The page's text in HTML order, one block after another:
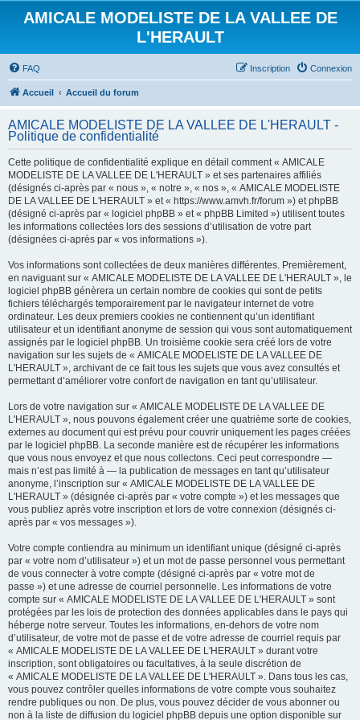
AMICALE MODELISTE DE LA VALLEE DE
L'HERAULT
FAQ Connexion
Inscription
Accueil Accueil du forum
AMICALE MODELISTE DE LA VALLEE DE L'HERAULT -
Politique de confidentialité
Cette politique de confidentialité explique en détail comment « AMICALE
MODELISTE DE LA VALLEE DE L'HERAULT » et ses partenaires affiliés
(désignés ci-après par « nous », « notre », « nos », « AMICALE MODELISTE
DE LA VALLEE DE L'HERAULT » et « https://www.amvh.fr/forum ») et phpBB
(désigné ci-après par « logiciel phpBB » et « phpBB Limited ») utilisent toutes
les informations collectées lors des sessions d’utilisation de votre part
(désignées ci-après par « vos informations »).
Vos informations sont collectées de deux manières différentes. Premièrement,
en naviguant sur « AMICALE MODELISTE DE LA VALLEE DE L'HERAULT », le
logiciel phpBB génèrera un certain nombre de cookies qui sont de petits
fichiers téléchargés temporairement par le navigateur internet de votre
ordinateur. Les deux premiers cookies ne contiennent qu’un identifiant
utilisateur et un identifiant anonyme de session qui vous sont automatiquement
assignés par le logiciel phpBB. Un troisième cookie sera créé lors de votre
navigation sur les sujets de « AMICALE MODELISTE DE LA VALLEE DE
L'HERAULT », archivant de ce fait tous les sujets que vous avez consultés et
permettant d’améliorer votre confort de navigation en tant qu’utilisateur.
Lors de votre navigation sur « AMICALE MODELISTE DE LA VALLEE DE
L'HERAULT », nous pouvons également créer une quatrième sorte de cookies,
externes au document qui est prévu pour couvrir uniquement les pages créées
par le logiciel phpBB. La seconde manière est de récupérer les informations
que vous nous envoyez et que nous collectons. Ceci peut correspondre —
mais n’est pas limité à — la publication de messages en tant qu’utilisateur
anonyme, l’inscription sur « AMICALE MODELISTE DE LA VALLEE DE
L'HERAULT » (désignée ci-après par « votre compte ») et les messages que
vous publiez après votre inscription et lors de votre connexion (désignés ci-
après par « vos messages »).
Votre compte contiendra au minimum un identifiant unique (désigné ci-après
par « votre nom d’utilisateur ») et un mot de passe personnel vous permettant
de vous connecter à votre compte (désigné ci-après par « votre mot de
passe ») et une adresse de courriel personnelle. Les informations de votre
compte sur « AMICALE MODELISTE DE LA VALLEE DE L'HERAULT » sont
protégées par les lois de protection des données applicables dans le pays qui
héberge notre serveur. Toutes les informations, en-dehors de votre nom
d’utilisateur, de votre mot de passe et de votre adresse de courriel requis par
« AMICALE MODELISTE DE LA VALLEE DE L'HERAULT » durant votre
inscription, sont obligatoires ou facultatives, à la seule discrétion de
« AMICALE MODELISTE DE LA VALLEE DE L'HERAULT ». Dans tous les cas,
vous pouvez contrôler quelles informations de votre compte vous souhaitez
rendre publiques ou non. De plus, vous pouvez décider de vous abonner ou
non à la liste de diffusion du logiciel phpBB depuis une option disponible sur